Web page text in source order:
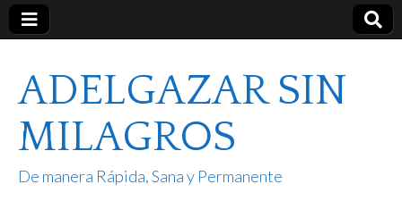
ADELGAZAR SIN
MILAGROS
De manera Rápida, Sana y Permanente